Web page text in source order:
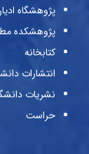
پژوهشگاه
پژوهشکده
کتابخانه
انتشارات
نشریات
حراست